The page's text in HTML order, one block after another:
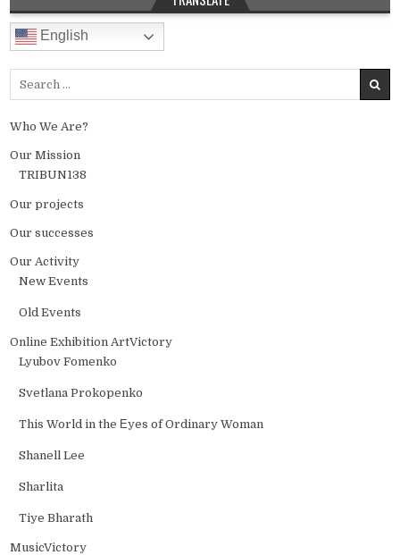
English
Search for:
Who We Are?
Our Mission
TRIBUN138
Our projects
Our successes
Our Activity
New Events
Old Events
Online Exhibition ArtVictory
Lyubov Fomenko
Svetlana Prokopenko
This World in the Еyes of Ordinary Woman
Shanell Lee
Sharlita
Tiye Bharath
MusicVictory